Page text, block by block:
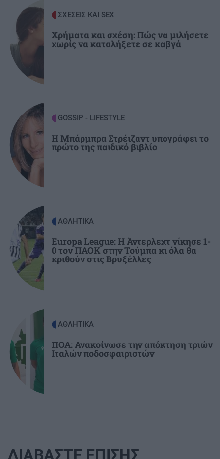
την Μακάμπι Τελ Αβίβ και ετοιμάζεται για
ΟΦΗ (βίντεο)
ΠΕΡΙΕΡΓΑ - ΠΑΡΑΞΕΝΑ
χρόνια
GOSSIP - LIFESTYLE
Γιώργος Λιάγκας: «Ο Τζορτζ Κλούνεϊ της
Ελλάδας…»
ΚΟΣΜΟΣ
Η Βουδαπέστη χαμηλώνει τα φώτα σε μνημεία
και ιστορικά κτίρια για να εξοικονομήσει
ΕΛΛΑΔΑ
Το τέλος μιας εποχής για το Allou! Fun Park - Η
περιοχή γυρίζει σελίδα
ΣΧΕΣΕΙΣ ΚΑΙ SEX
Χρήματα και σχέση: Πώς να μιλήσετε
χωρίς να καταλήξετε σε καβγά
GOSSIP - LIFESTYLE
Η Μπάρμπρα Στρέιζαντ υπογράφει το
πρώτο της παιδικό βιβλίο
ΑΘΛΗΤΙΚΑ
Europa League: Η Άντερλεχτ νίκησε 1-
0 τον ΠΑΟΚ στην Τούμπα κι όλα θα
κριθούν στις Βρυξέλλες
ΑΘΛΗΤΙΚΑ
ΠΟΑ: Ανακοίνωσε την απόκτηση τριών
Ιταλών ποδοσφαιριστών
ΔΙΑΒΑΣΤΕ ΕΠΙΣΗΣ